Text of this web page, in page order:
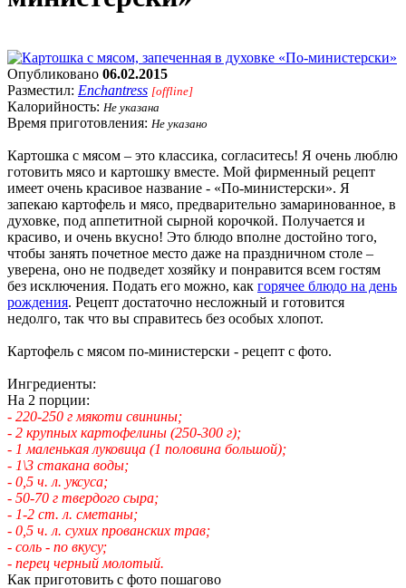
Опубликовано 06.02.2015
Разместил: Enchantress [offline]
Калорийность: Не указана
Время приготовления: Не указано
Картошка с мясом – это классика, согласитесь! Я очень люблю
готовить мясо и картошку вместе. Мой фирменный рецепт
имеет очень красивое название - «По-министерски». Я
запекаю картофель и мясо, предварительно замаринованное, в
духовке, под аппетитной сырной корочкой. Получается и
красиво, и очень вкусно! Это блюдо вполне достойно того,
чтобы занять почетное место даже на праздничном столе –
уверена, оно не подведет хозяйку и понравится всем гостям
без исключения. Подать его можно, как горячее блюдо на день
рождения. Рецепт достаточно несложный и готовится
недолго, так что вы справитесь без особых хлопот.
Картофель с мясом по-министерски - рецепт с фото.
Ингредиенты:
На 2 порции:
- 220-250 г мякоти свинины;
- 2 крупных картофелины (250-300 г);
- 1 маленькая луковица (1 половина большой);
- 1\3 стакана воды;
- 0,5 ч. л. уксуса;
- 50-70 г твердого сыра;
- 1-2 ст. л. сметаны;
- 0,5 ч. л. сухих прованских трав;
- соль - по вкусу;
- перец черный молотый.
Как приготовить с фото пошагово